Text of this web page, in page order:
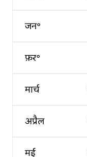
जन॰
फ़र॰
मार्च
अप्रैल
मई